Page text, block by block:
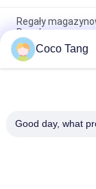
Regały
Regulowana
ISO9001
układania w
Regały
Coco Tang
Good day, what